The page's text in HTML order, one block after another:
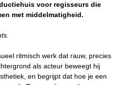
voor regisseurs die
met middelmatigheid.
ritmisch werk dat rauw, precies
als acteur beweegt hij
en begrijpt dat hoe je een